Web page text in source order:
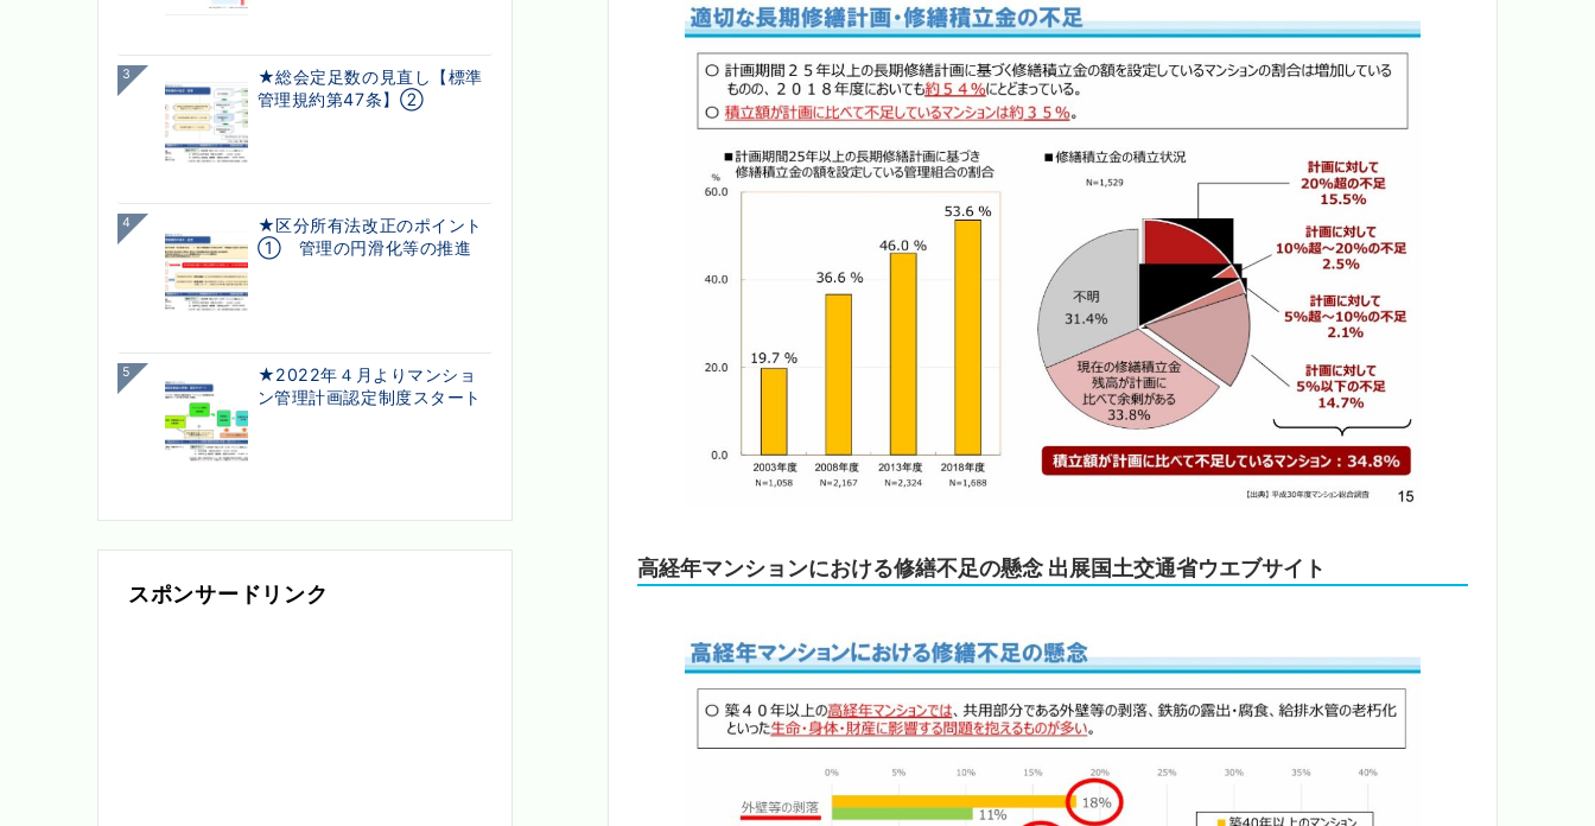
高経年マンションにおける修繕不足の懸念 出展国土交通省ウエブサイト
3
★総会定足数の見直し【標準
管理規約第47条】②
4
★区分所有法改正のポイント
① 管理の円滑化等の推進
5
★2022年４月よりマンショ
ン管理計画認定制度スタート
スポンサードリンク